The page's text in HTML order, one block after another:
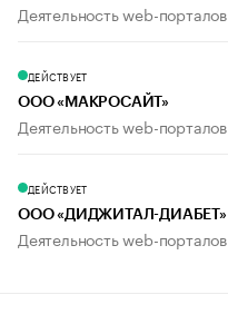
Деятельность web-порталов
ДЕЙСТВУЕТ
ООО «МАКРОСАЙТ»
Деятельность web-порталов
ДЕЙСТВУЕТ
ООО «ДИДЖИТАЛ-ДИАБЕТ»
Деятельность web-порталов